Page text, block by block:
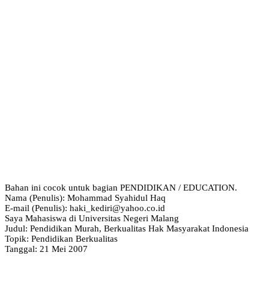
Bahan ini cocok untuk bagian PENDIDIKAN / EDUCATION.
Nama (Penulis): Mohammad Syahidul Haq
E-mail (Penulis): haki_kediri@yahoo.co.id
Saya Mahasiswa di Universitas Negeri Malang
Judul: Pendidikan Murah, Berkualitas Hak Masyarakat Indonesia
Topik: Pendidikan Berkualitas
Tanggal: 21 Mei 2007